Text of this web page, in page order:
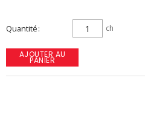
Quantité ch
AJOUTER AU
PANIER